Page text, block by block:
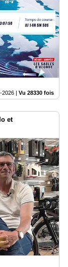
2026 | Vu 28330 fois
et